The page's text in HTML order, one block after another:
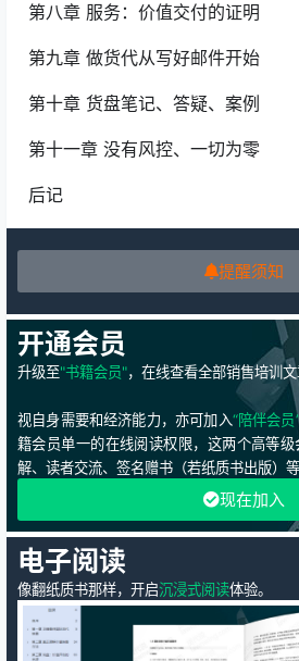
第八章 服务：价值交付的证明
第九章 做货代从写好邮件开始
第十章 货盘笔记、答疑、案例
第十一章 没有风控、一切为零
后记
提醒须知
开通会员
升级至"书籍会员"，在线查看全部销售培训文
视自身需要和经济能力，亦可加入“陪伴会员
籍会员单一的在线阅读权限，这两个高等
解、读者交流、签名赠书（若纸质书出版）
现在加入
电子阅读
像翻纸质书那样，开启沉浸式阅读体验。